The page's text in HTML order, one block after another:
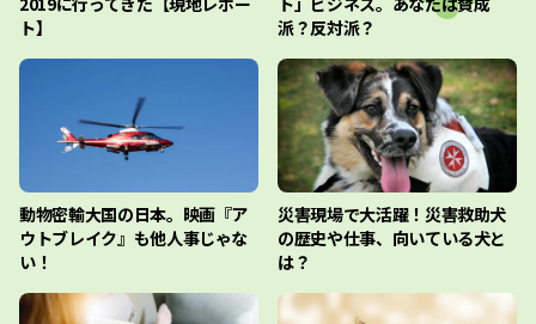
ト】
派？反対派？
動物密輸大国の日本。映画『ア
ウトブレイク』も他人事じゃな
い！
災害現場で大活躍！災害救助犬
の歴史や仕事、向いている犬と
は？